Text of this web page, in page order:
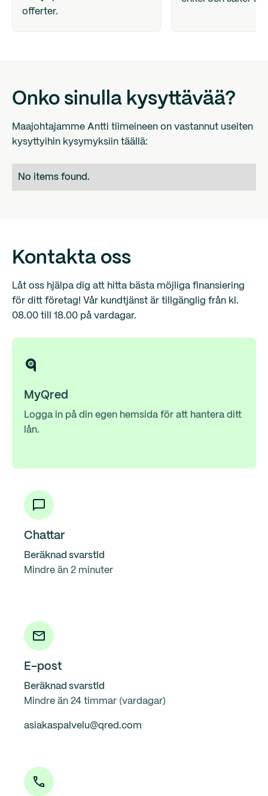
offerter.
Onko sinulla kysyttävää?
Maajohtajamme Antti tiimeineen on vastannut useiten
kysyttyihin kysymyksiin täällä:
No items found.
Kontakta oss
Låt oss hjälpa dig att hitta bästa möjliga finansiering
för ditt företag! Vår kundtjänst är tillgänglig från kl.
08.00 till 18.00 på vardagar.
MyQred
Logga in på din egen hemsida för att hantera ditt
lån.
Chattar
Beräknad svarstid
Mindre än 2 minuter
E-post
Beräknad svarstid
Mindre än 24 timmar (vardagar)
asiakaspalvelu@qred.com